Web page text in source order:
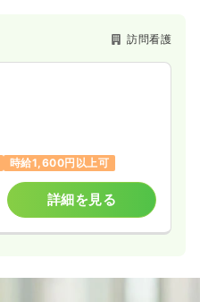
詳細を見る
訪問看護
時給1,600円以上可
詳細を見る